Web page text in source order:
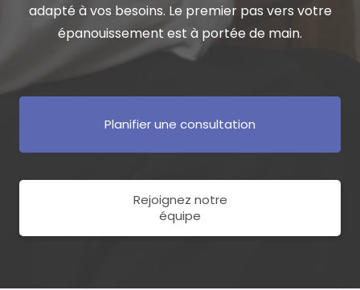
adapté à vos besoins. Le premier pas vers votre
épanouissement est à portée de main.
Planifier une consultation
Rejoignez notre
équipe